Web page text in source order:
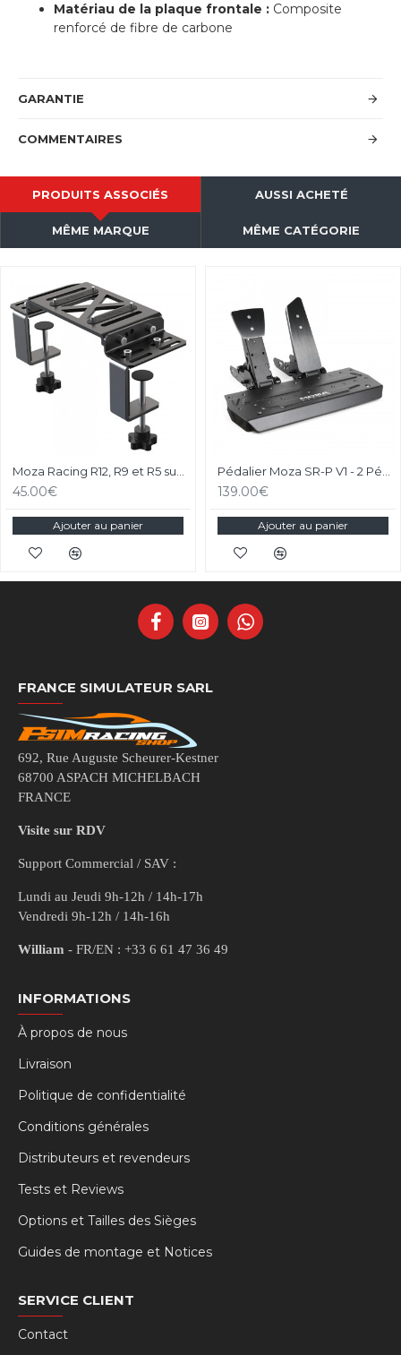
Matériau de la plaque frontale : Composite
renforcé de fibre de carbone
GARANTIE
COMMENTAIRES
PRODUITS ASSOCIÉS AUSSI ACHETÉ
MÊME MARQUE MÊME CATÉGORIE
45.00€
Ajouter au panier
139.00€
Ajouter au panier
FRANCE SIMULATEUR SARL
692, Rue Auguste Scheurer-Kestner
68700 ASPACH MICHELBACH
FRANCE
Visite sur RDV
Support Commercial / SAV :
Lundi au Jeudi 9h-12h / 14h-17h
Vendredi 9h-12h / 14h-16h
William - FR/EN : +33 6 61 47 36 49
INFORMATIONS
À propos de nous
Livraison
Politique de confidentialité
Conditions générales
Distributeurs et revendeurs
Tests et Reviews
Options et Tailles des Sièges
Guides de montage et Notices
SERVICE CLIENT
Contact